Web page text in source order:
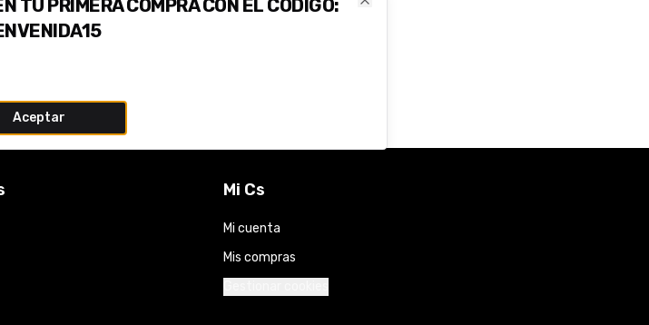
Mi Cs
Mi cuenta
Mis compras
TU PRIMERA COMPRA CON EL CÓDIGO:
Aceptar